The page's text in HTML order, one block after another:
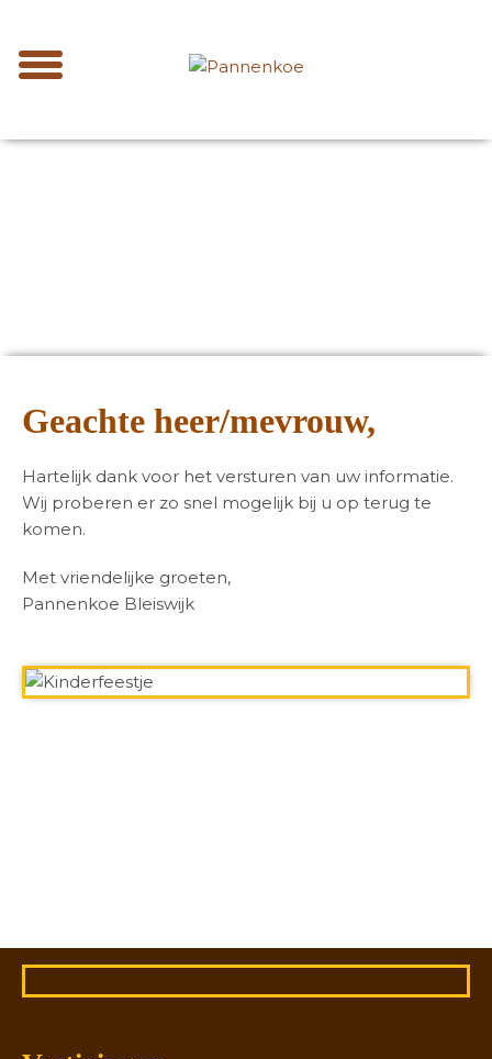
Geachte heer/mevrouw,
Hartelijk dank voor het versturen van uw informatie.
Wij proberen er zo snel mogelijk bij u op terug te
komen.
Met vriendelijke groeten,
Pannenkoe Bleiswijk